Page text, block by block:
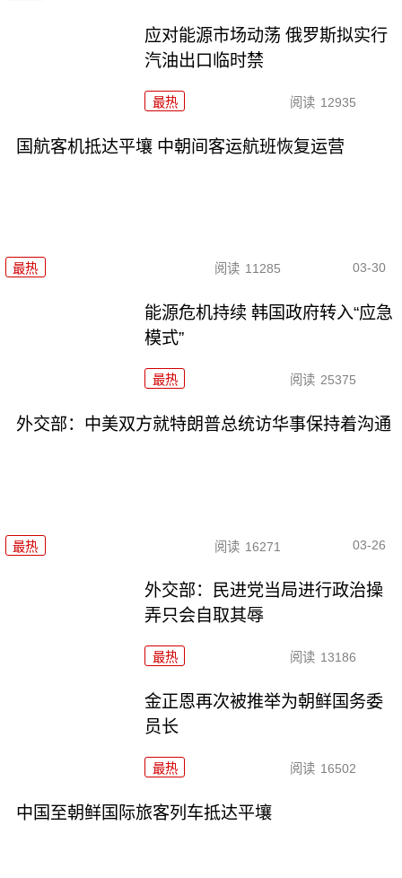
应对能源市场动荡 俄罗斯拟实行
汽油出口临时禁
最热 阅读 12935
国航客机抵达平壤 中朝间客运航班恢复运营
最热 阅读 11285 03-30
能源危机持续 韩国政府转入“应急
模式”
最热 阅读 25375
外交部：中美双方就特朗普总统访华事保持着沟通
最热 阅读 16271 03-26
外交部：民进党当局进行政治操
弄只会自取其辱
最热 阅读 13186
金正恩再次被推举为朝鲜国务委
员长
最热 阅读 16502
中国至朝鲜国际旅客列车抵达平壤